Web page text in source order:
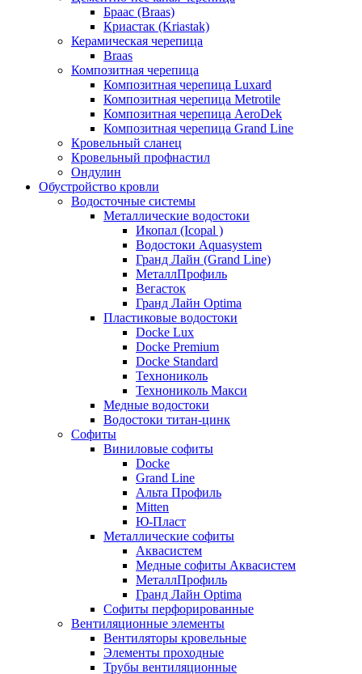
Браас (Braas)
Криастак (Kriastak)
Керамическая черепица
Braas
Композитная черепица
Композитная черепица Luxard
Композитная черепица Metrotile
Композитная черепица AeroDek
Композитная черепица Grand Line
Кровельный сланец
Кровельный профнастил
Ондулин
Обустройство кровли
Водосточные системы
Металлические водостоки
Икопал (Icopal )
Водостоки Aquasystem
Гранд Лайн (Grand Line)
МеталлПрофиль
Вегасток
Гранд Лайн Optima
Пластиковые водостоки
Docke Lux
Docke Premium
Docke Standard
Технониколь
Технониколь Макси
Медные водостоки
Водостоки титан-цинк
Софиты
Виниловые софиты
Docke
Grand Line
Альта Профиль
Mitten
Ю-Пласт
Металлические софиты
Аквасистем
Медные софиты Аквасистем
МеталлПрофиль
Гранд Лайн Optima
Софиты перфорированные
Вентиляционные элементы
Вентиляторы кровельные
Элементы проходные
Трубы вентиляционные